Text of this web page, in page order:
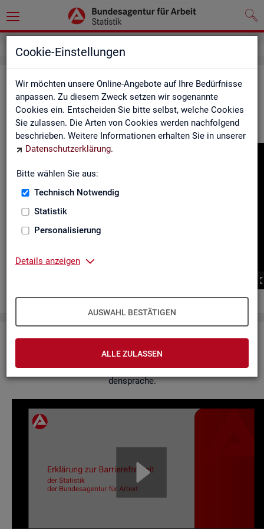
Cookie-Einstellungen
Wir möchten unsere Online-Angebote auf Ihre Bedürfnisse
anpassen. Zu diesem Zweck setzen wir sogenannte
Cookies ein. Entscheiden Sie bitte selbst, welche Cookies
Sie zulassen. Die Arten von Cookies werden nachfolgend
beschrieben. Weitere Informationen erhalten Sie in unserer
Datenschutzerklärung.
Bitte wählen Sie aus:
Technisch Notwendig
Statistik
Personalisierung
Details anzeigen
AUSWAHL BESTÄTIGEN
ALLE ZULASSEN
In­for­ma­tio­nen in Ge­bär­den­spra­che
Hier fin­den Sie unser In­for­ma­ti­ons­vi­deo in Deut­scher Ge­bär­
den­spra­che.
Video-
er
Er­klä­rung zur Bar­rie­re­frei­heit
Hier fin­den Sie un­se­re Er­klä­rung zur Bar­rie­re­frei­heit in Ge­bär­
den­spra­che.